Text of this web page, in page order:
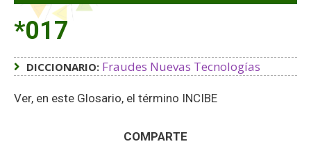
*017
DICCIONARIO: Fraudes Nuevas Tecnologías
Ver, en este Glosario, el término INCIBE
COMPARTE